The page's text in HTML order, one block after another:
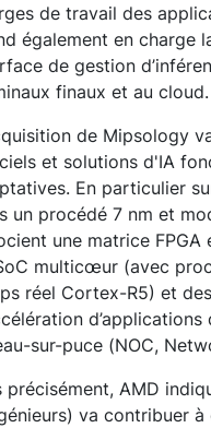
de travail des
également en charge
de gestion
finaux et au cloud.
de Mipsology
et solutions d'IA
En particulier
un procédé 7 nm et
une matrice
multicœur (avec
réel Cortex-R5) et
sur-puce (NOC,
précisément, AMD
va contribuer